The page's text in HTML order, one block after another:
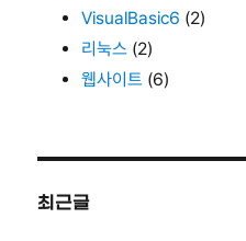
VisualBasic6 (2)
리눅스 (2)
웹사이트 (6)
최근글